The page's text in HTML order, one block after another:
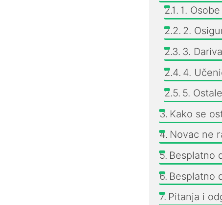
1.
2.
3.
4.
5.
Kako se
Novac ne
Besplatno
Besplatno
Pitanja i